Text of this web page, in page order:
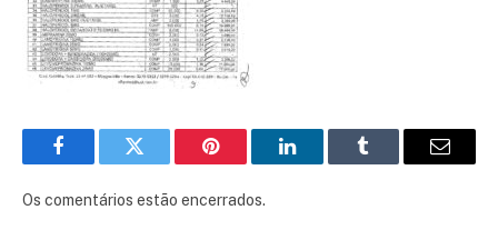
FacebookTwitter Pinterest LinkedInTumblr
E-
Os comentários estão encerrados.